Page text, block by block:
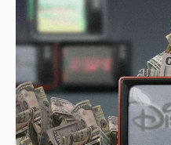
금리에 민감한 성장주 위주의 나스